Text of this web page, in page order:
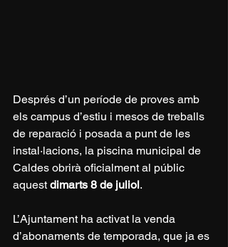
Després d’un període de proves amb
els campus d’estiu i mesos de treballs
de reparació i posada a punt de les
instal·lacions, la piscina municipal de
Caldes obrirà oficialment al públic
aquest dimarts 8 de juliol.
L’Ajuntament ha activat la venda
d’abonaments de temporada, que ja es